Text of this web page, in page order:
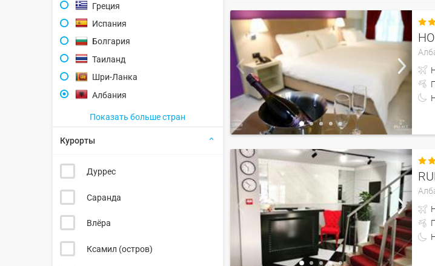
Греция
Испания
Болгария
Таиланд
Шри-Ланка
Албания
Показать больше стран
Курорты
Дуррес
Саранда
Влёра
Ксамил (остров)